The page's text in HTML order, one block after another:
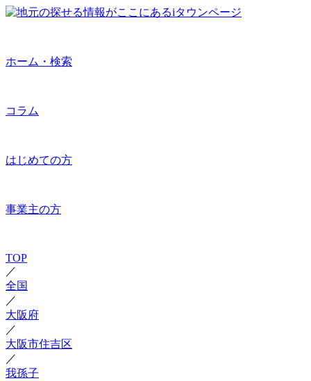
ホーム・検索
コラム
はじめての方
事業主の方
TOP
／
全国
／
大阪府
／
大阪市住吉区
／
我孫子